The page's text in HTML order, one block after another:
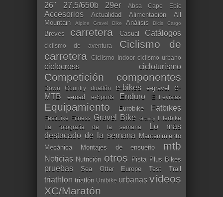
26" 27.5/650b 29er Absa Cape Epic
Accesorios Actualidad Alimentación
All
Mountain
Alpine Gravel Bike Análisis Bicis Cargo
Breves carretera Casual Catálogos
ciclismo de aventura
Ciclismo de
carretera
Ciclismo Indoor ciclismo urbano
ciclocross cicloturismo
Competición componentes
Down Country duatlón e-bikes e-gravel
e-
MTB
e-road e-Sports Enduro Entrevistas
Equipamiento Eurobike Fatbikes
Festibike Fitness Gravel Bike Gravity Interbike
La fotografía de la semana
Lo más
destacado de la semana Mantenimiento
Mecánica
Montajes de ensueño mtb
Noticias Nutrición otros Pista Plus Bikes
pruebas Sea Otter Europe Test Trail
triathlon triatlón Unibike urbanas vídeos
XC/Maratón